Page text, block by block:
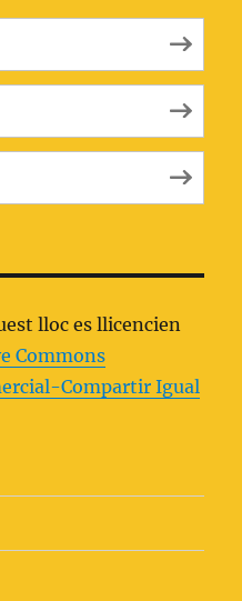
lloc es llicencien
Commons
Compartir Igual